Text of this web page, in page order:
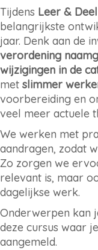
Tijdens Leer & Deel
belangrijkste
jaar. Denk aan de
verordening
wijzigingen in de
met slimmer
voorbereiding en
veel meer actuele
We werken met
aandragen, zodat
Zo zorgen we
relevant is, maar
dagelijkse werk.
Onderwerpen kan
deze cursus waar
aangemeld.